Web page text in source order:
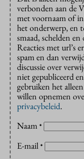
verbonden aan de
met voornaam of
het onderwerp, en
smaad, schelden
Reacties met url’s
spam en dan
discussie over
niet gepubliceerd
gebruiken het
willen opnemen
privacybeleid.
Naam *
E-mail *